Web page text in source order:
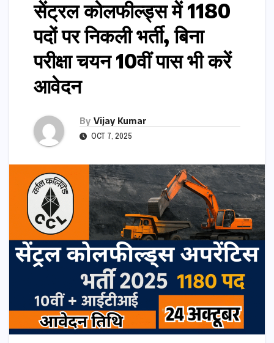
सेंट्रल कोलफील्ड्स में 1180
पदों पर निकली भर्ती, बिना
परीक्षा चयन 10वीं पास भी करें
आवेदन
By Vijay Kumar
OCT 7, 2025